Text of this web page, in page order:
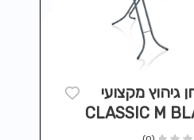
גיהוץ מקצועי
CLASSIC M